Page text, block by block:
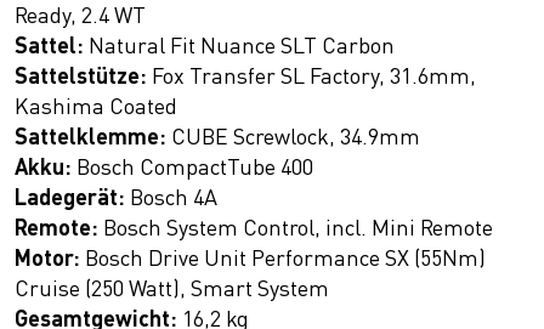
Ready, 2.4 WT
Sattel: Natural Fit Nuance SLT Carbon
Sattelstütze: Fox Transfer SL Factory, 31.6mm,
Kashima Coated
Sattelklemme: CUBE Screwlock, 34.9mm
Akku: Bosch CompactTube 400
Ladegerät: Bosch 4A
Remote: Bosch System Control, incl. Mini Remote
Motor: Bosch Drive Unit Performance SX (55Nm)
Cruise (250 Watt), Smart System
Gesamtgewicht: 16,2 kg